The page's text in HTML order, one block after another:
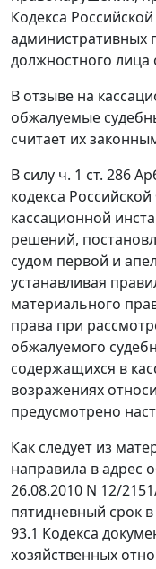
Кодекса
административных
должностного
В отзыве на
обжалуемые
считает их
В силу ч. 1 ст. 286
кодекса
кассационной
решений,
судом первой и
устанавливая
материального
права при
обжалуемого
содержащихся в
возражениях
предусмотрено
Как следует из
направила в адрес
26.08.2010 N 12/
пятидневный срок
93.1 Кодекса
хозяйственных